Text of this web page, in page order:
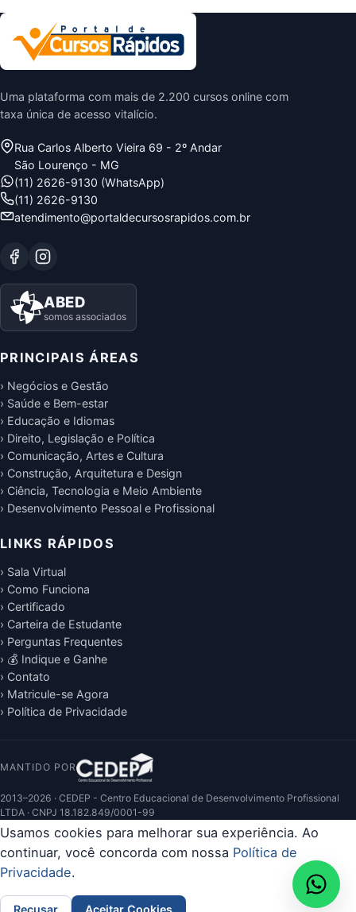
Uma plataforma com mais de 2.200 cursos online com
taxa única de acesso vitalício.
Rua Carlos Alberto Vieira 69 - 2º Andar
São Lourenço - MG
(11) 2626-9130 (WhatsApp)
(11) 2626-9130
atendimento@portaldecursosrapidos.com.br
ABED
somos associados
PRINCIPAIS ÁREAS
› Negócios e Gestão
› Saúde e Bem-estar
› Educação e Idiomas
› Direito, Legislação e Política
› Comunicação, Artes e Cultura
› Construção, Arquitetura e Design
› Ciência, Tecnologia e Meio Ambiente
› Desenvolvimento Pessoal e Profissional
LINKS RÁPIDOS
› Sala Virtual
› Como Funciona
› Certificado
› Carteira de Estudante
› Perguntas Frequentes
› 💰 Indique e Ganhe
› Contato
› Matricule-se Agora
› Política de Privacidade
MANTIDO POR
2013–2026 · CEDEP - Centro Educacional de Desenvolvimento Profissional
LTDA · CNPJ 18.182.849/0001-99
Usamos cookies para melhorar sua experiência. Ao
continuar, você concorda com nossa Política de
Privacidade.
Recusar Aceitar Cookies